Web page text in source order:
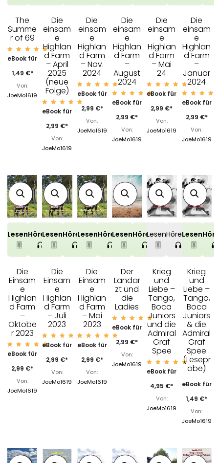
The
Summe
r of 69
Bewert
et mit
von 5
eBook für
1,49 €*
Von:
JoeMo1619
Die
einsam
e
Highlan
d Farm
– April
2025
(neue
Folge)
Bewerte
t mit
von 5
eBook für
2,99 €*
Von:
JoeMo1619
Die
einsam
e
Highlan
d Farm
– Nov.
2024
Bewerte
t mit
von 5
eBook für
2,99 €*
Von:
JoeMo1619
Die
einsam
e
Highlan
d Farm
–
August
2024
Bewerte
t mit
von 5
eBook für
2,99 €*
Von:
JoeMo1619
Die
einsam
e
Highlan
d Farm
– Mai
24
Bewerte
t mit
von 5
eBook für
2,99 €*
Von:
JoeMo1619
Die
einsam
e
Highlan
d Farm
–
Januar
2024
t mit
von 5
eBook für
2,99 €*
Von:
JoeMo1619
LesenHören
Die
Einsam
e
Highlan
d Farm
–
Oktobe
r 2023
Bewerte
t mit
von 5
eBook für
2,99 €*
Von:
JoeMo1619
LesenHören
Die
Einsam
e
Highlan
d Farm
– Juli
2023
Bewerte
t mit
von 5
eBook für
2,99 €*
Von:
JoeMo1619
LesenHören
Die
Einsam
e
Highlan
d Farm
– Mai
2023
Bewerte
t mit
von 5
eBook für
2,99 €*
Von:
JoeMo1619
LesenHören
Der
Landar
zt und
die
Ladies
Bewerte
t mit
von 5
eBook für
2,99 €*
Von:
JoeMo1619
LesenHören
Krieg
und
Liebe –
Tango,
Boca
Juniors
und die
Admiral
Graf
Spee
Bewerte
t mit
von 5
eBook für
4,95 €*
Von:
JoeMo1619
Lesen
Krieg
und
Liebe –
Tango,
Boca
Juniors
& die
Admiral
Graf
Spee
(Lesepr
obe)
eBook für
1,49 €*
Von:
JoeMo1619